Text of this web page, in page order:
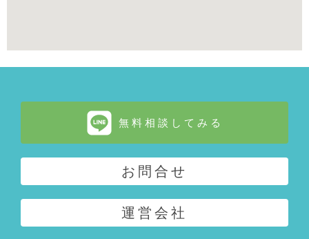
無料相談してみる
お問合せ
運営会社